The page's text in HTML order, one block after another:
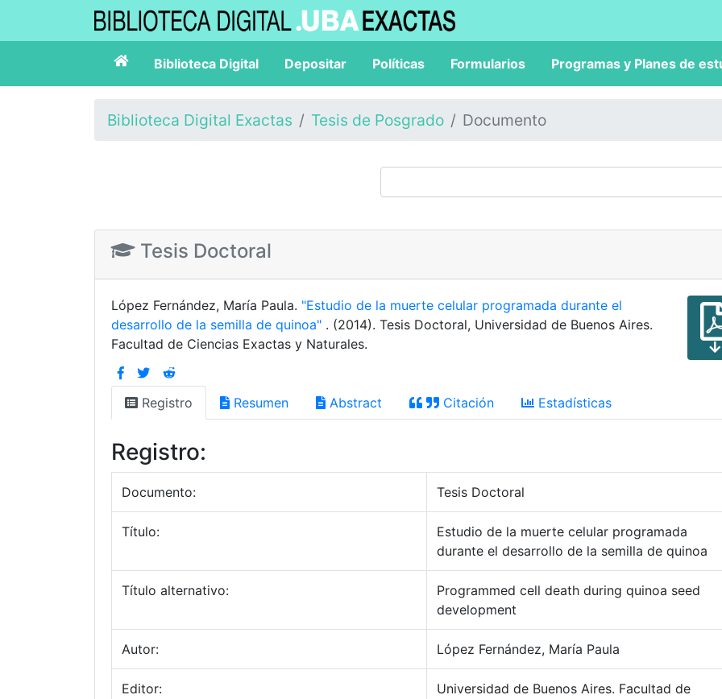
Biblioteca Digital Depositar Políticas Formularios Programas y Planes de
Biblioteca Digital Exactas Tesis de Posgrado Documento
Tesis Doctoral
López Fernández, María Paula. "Estudio de la muerte celular programada durante el
desarrollo de la semilla de quinoa" . (2014). Tesis Doctoral, Universidad de Buenos Aires.
Facultad de Ciencias Exactas y Naturales.
Registro Resumen Abstract Citación Estadísticas
Registro:
Documento: Tesis Doctoral
Título:
Estudio de la muerte celular programada
durante el desarrollo de la semilla de quinoa
Título alternativo:
Programmed cell death during quinoa seed
development
Autor: López Fernández, María Paula
Editor:
Universidad de Buenos Aires. Facultad de